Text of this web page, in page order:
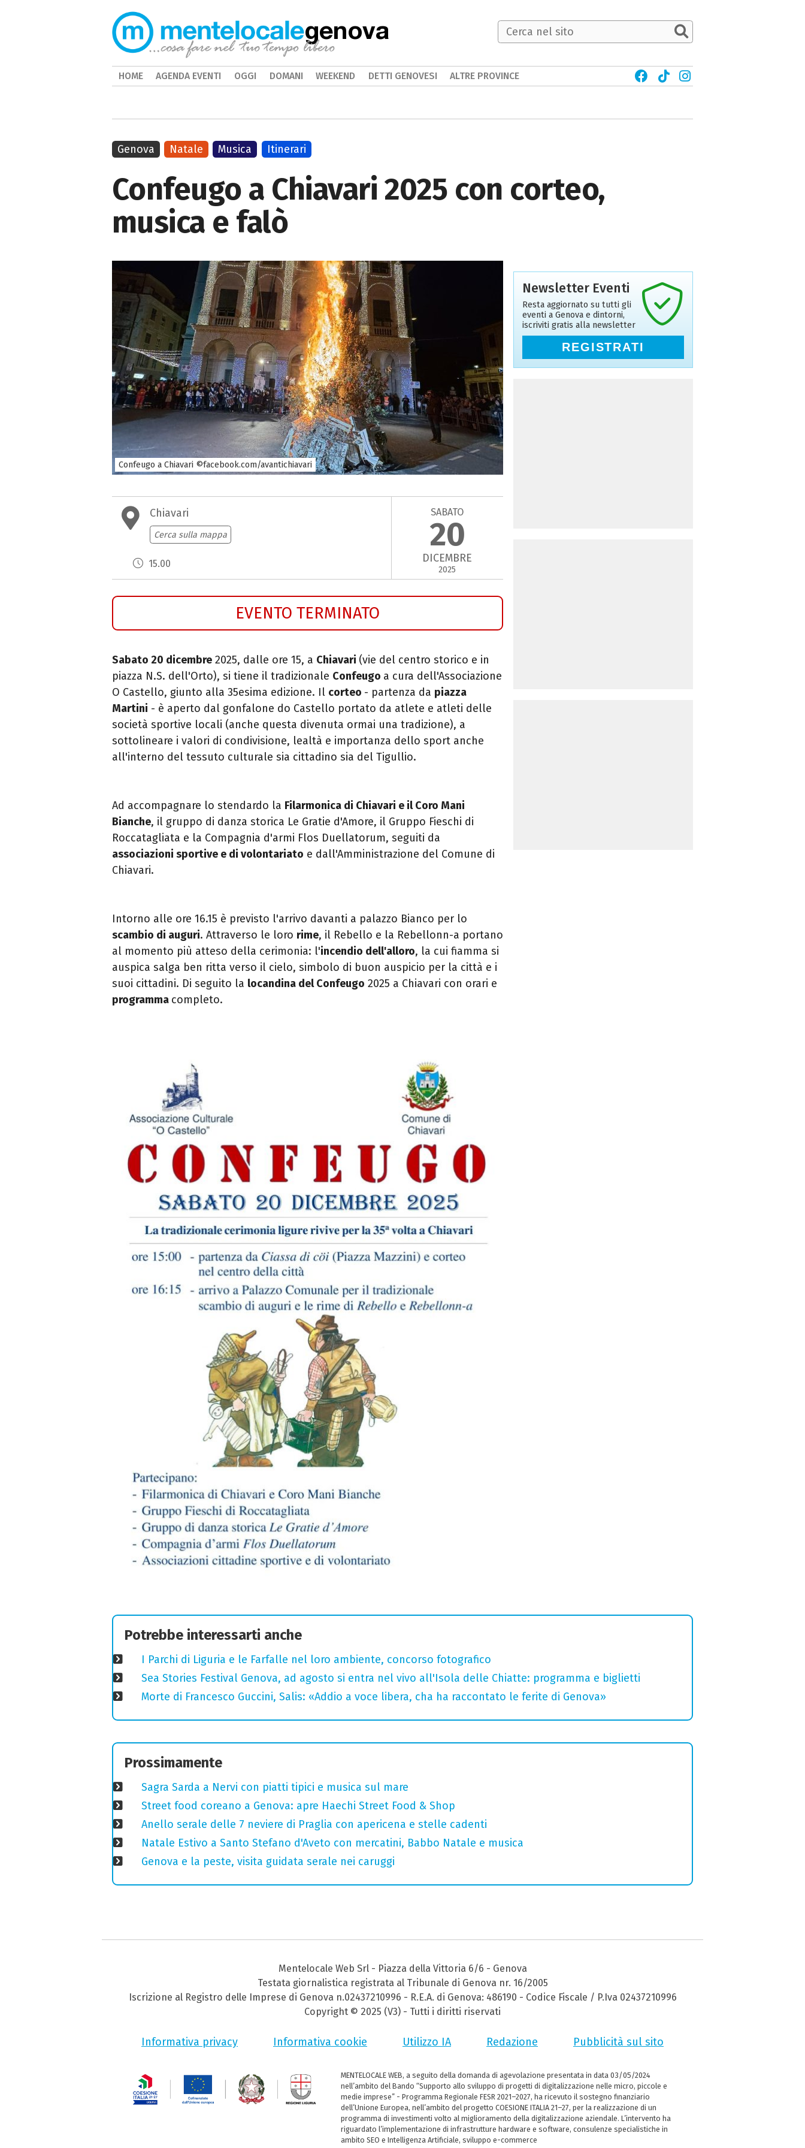
Confeugo a Chiavari 2025 con corteo,
musica e falò
Confeugo a Chiavari ©facebook.com/avantichiavari
Chiavari
Cerca sulla mappa
15.00
SABATO
20
DICEMBRE
2025
EVENTO TERMINATO
Sabato 20 dicembre 2025, dalle ore 15, a Chiavari (vie del centro storico e in
piazza N.S. dell'Orto), si tiene il tradizionale Confeugo a cura dell'Associazione
O Castello, giunto alla 35esima edizione. Il corteo - partenza da piazza
Martini - è aperto dal gonfalone do Castello portato da atlete e atleti delle
società sportive locali (anche questa divenuta ormai una tradizione), a
sottolineare i valori di condivisione, lealtà e importanza dello sport anche
all'interno del tessuto culturale sia cittadino sia del Tigullio.
Ad accompagnare lo stendardo la Filarmonica di Chiavari e il Coro Mani
Bianche, il gruppo di danza storica Le Gratie d'Amore, il Gruppo Fieschi di
Roccatagliata e la Compagnia d'armi Flos Duellatorum, seguiti da
associazioni sportive e di volontariato e dall'Amministrazione del Comune di
Chiavari.
Intorno alle ore 16.15 è previsto l'arrivo davanti a palazzo Bianco per lo
scambio di auguri. Attraverso le loro rime, il Rebello e la Rebellonn-a portano
al momento più atteso della cerimonia: l'incendio dell'alloro, la cui fiamma si
auspica salga ben ritta verso il cielo, simbolo di buon auspicio per la città e i
suoi cittadini. Di seguito la locandina del Confeugo 2025 a Chiavari con orari e
programma completo.
Genova Natale Musica Itinerari
Newsletter Eventi
Resta aggiornato su tutti gli
eventi a Genova e dintorni,
iscriviti gratis alla newsletter
REGISTRATI
Potrebbe interessarti anche
I Parchi di Liguria e le Farfalle nel loro ambiente, concorso fotografico
Sea Stories Festival Genova, ad agosto si entra nel vivo all'Isola delle Chiatte: programma e biglietti
Morte di Francesco Guccini, Salis: «Addio a voce libera, cha ha raccontato le ferite di Genova»
Prossimamente
Sagra Sarda a Nervi con piatti tipici e musica sul mare
Street food coreano a Genova: apre Haechi Street Food & Shop
Anello serale delle 7 neviere di Praglia con apericena e stelle cadenti
Natale Estivo a Santo Stefano d'Aveto con mercatini, Babbo Natale e musica
Genova e la peste, visita guidata serale nei caruggi
genova
HOME AGENDA EVENTI OGGI DOMANI WEEKEND DETTI GENOVESI ALTRE PROVINCE
Mentelocale Web Srl - Piazza della Vittoria 6/6 - Genova
Testata giornalistica registrata al Tribunale di Genova nr. 16/2005
Iscrizione al Registro delle Imprese di Genova n.02437210996 - R.E.A. di Genova: 486190 - Codice Fiscale / P.Iva 02437210996
Copyright © 2025 (V3) - Tutti i diritti riservati
Informativa privacy Informativa cookie Utilizzo IA Redazione Pubblicità sul sito
MENTELOCALE WEB, a seguito della domanda di agevolazione presentata in data 03/05/2024
nell’ambito del Bando “Supporto allo sviluppo di progetti di digitalizzazione nelle micro, piccole e
medie imprese” - Programma Regionale FESR 2021–2027, ha ricevuto il sostegno finanziario
dell’Unione Europea, nell’ambito del progetto COESIONE ITALIA 21–27, per la realizzazione di un
programma di investimenti volto al miglioramento della digitalizzazione aziendale. L’intervento ha
riguardato l’implementazione di infrastrutture hardware e software, consulenze specialistiche in
ambito SEO e Intelligenza Artificiale, sviluppo e-commerce